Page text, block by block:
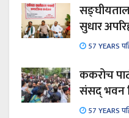
सुधार
57 YEARS
ककरोच
संसद् भवन
57 YEARS